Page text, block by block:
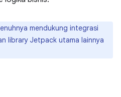
mendukung integrasi
library Jetpack utama lainnya